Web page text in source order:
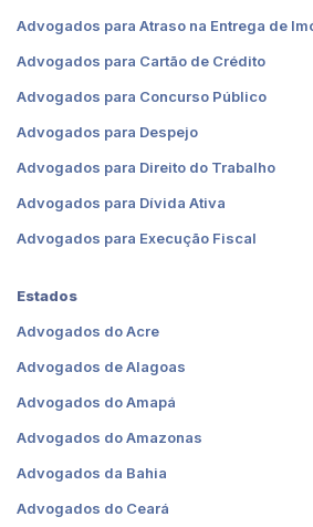
Advogados para Atraso na Entrega de
Advogados para Cartão de Crédito
Advogados para Concurso Público
Advogados para Despejo
Advogados para Direito do Trabalho
Advogados para Dívida Ativa
Advogados para Execução Fiscal
Estados
Advogados do Acre
Advogados de Alagoas
Advogados do Amapá
Advogados do Amazonas
Advogados da Bahia
Advogados do Ceará